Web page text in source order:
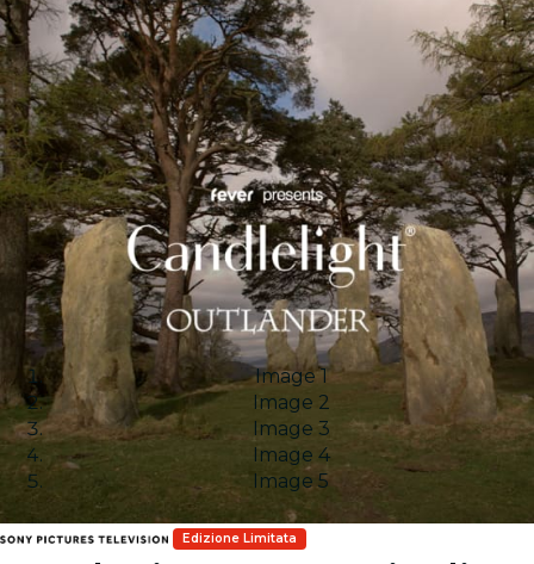
Image 1
Image 2
Image 3
Image 4
Image 5
Edizione Limitata